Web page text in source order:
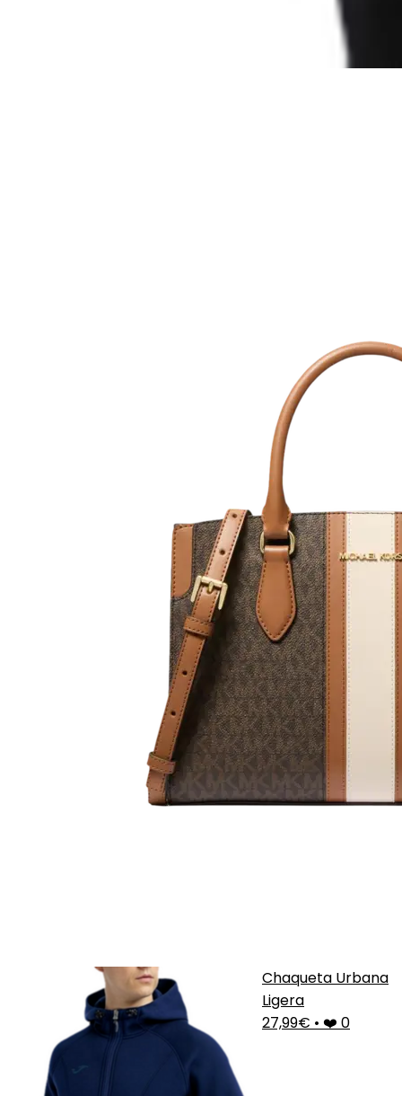
Chaqueta Urbana
Ligera
27,99€ • ❤️ 0